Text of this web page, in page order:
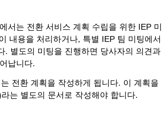
서는 전환 서비스 계획 수립을 위한 IEP 미
내용을 처리하거나, 특별 IEP 팀 미팅에서
별도의 미팅을 진행하면 당사자의 의견과
납니다.
전환 계획을 작성하게 됩니다. 이 계획을
는 별도의 문서로 작성해야 합니다.